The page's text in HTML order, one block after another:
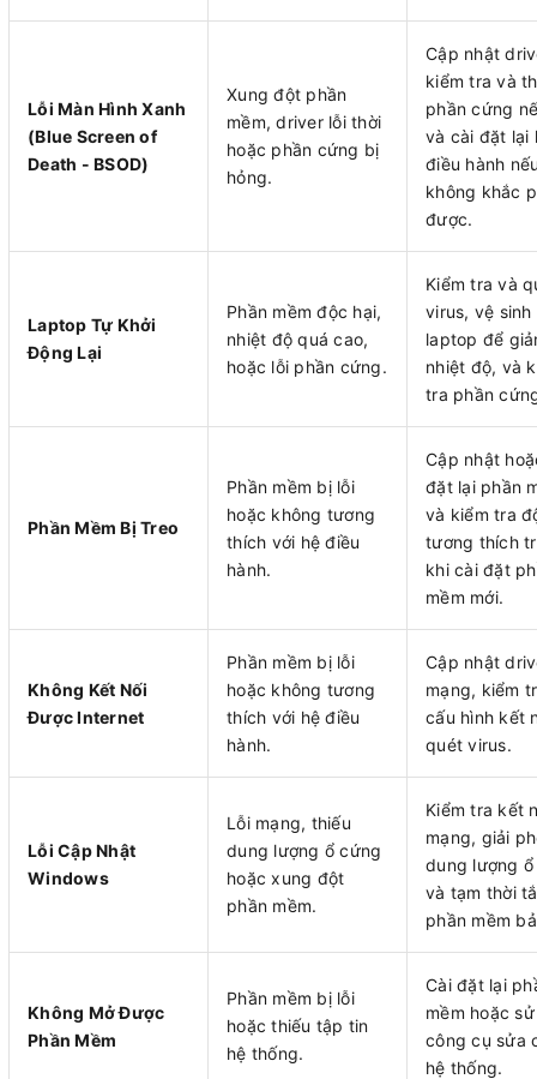
Lỗi Màn Hình Xanh
(Blue Screen of
Death - BSOD)
Xung đột phần
mềm, driver lỗi thời
hoặc phần cứng bị
hỏng.
Cập nhật
kiểm tra và
phần cứng
và cài đặt lại
điều hành
không khắc
được.
Laptop Tự Khởi
Động Lại
Phần mềm độc hại,
nhiệt độ quá cao,
hoặc lỗi phần cứng.
Kiểm tra và
virus, vệ sinh
laptop để
nhiệt độ, và
tra phần
Phần Mềm Bị Treo
Phần mềm bị lỗi
hoặc không tương
thích với hệ điều
hành.
Cập nhật
đặt lại phần
và kiểm tra
tương thích
khi cài đặt
mềm mới.
Không Kết Nối
Được Internet
Phần mềm bị lỗi
hoặc không tương
thích với hệ điều
hành.
Cập nhật
mạng, kiểm
cấu hình kết
quét virus.
Lỗi Cập Nhật
Windows
Lỗi mạng, thiếu
dung lượng ổ cứng
hoặc xung đột
phần mềm.
Kiểm tra kết
mạng, giải
dung lượng
và tạm thời
phần mềm
Không Mở Được
Phần Mềm
Phần mềm bị lỗi
hoặc thiếu tập tin
hệ thống.
Cài đặt lại
mềm hoặc
công cụ sửa
hệ thống.